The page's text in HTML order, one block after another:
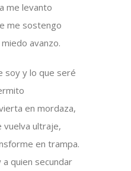
me levanto
me sostengo
avanzo.
soy y lo que seré
en mordaza,
vuelva ultraje,
en trampa.
quien secundar